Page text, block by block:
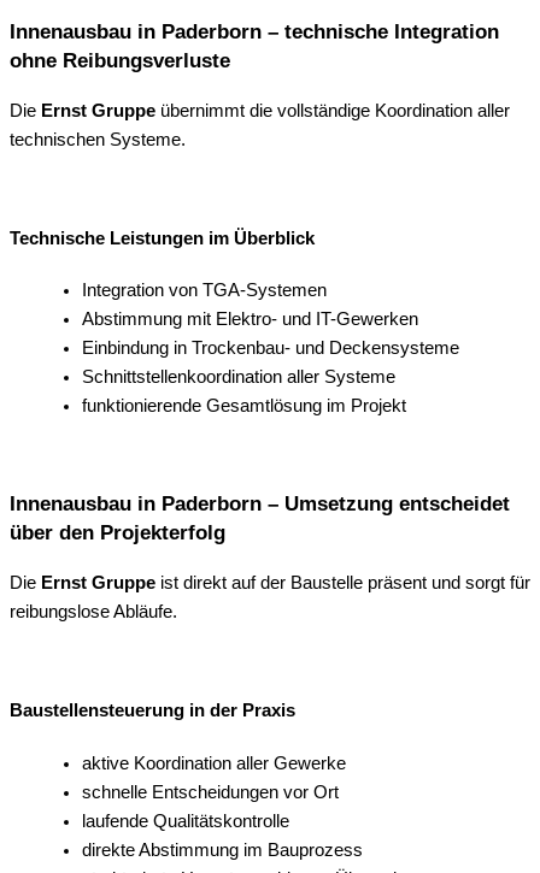
Innenausbau in Paderborn – technische Integration
ohne Reibungsverluste
Die Ernst Gruppe übernimmt die vollständige Koordination aller
technischen Systeme.
Technische Leistungen im Überblick
Integration von TGA-Systemen
Abstimmung mit Elektro- und IT-Gewerken
Einbindung in Trockenbau- und Deckensysteme
Schnittstellenkoordination aller Systeme
funktionierende Gesamtlösung im Projekt
Innenausbau in Paderborn – Umsetzung entscheidet
über den Projekterfolg
Die Ernst Gruppe ist direkt auf der Baustelle präsent und sorgt für
reibungslose Abläufe.
Baustellensteuerung in der Praxis
aktive Koordination aller Gewerke
schnelle Entscheidungen vor Ort
laufende Qualitätskontrolle
direkte Abstimmung im Bauprozess